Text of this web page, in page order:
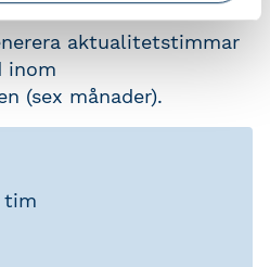
aktualitetstimmar
inom
(sex månader).
tim